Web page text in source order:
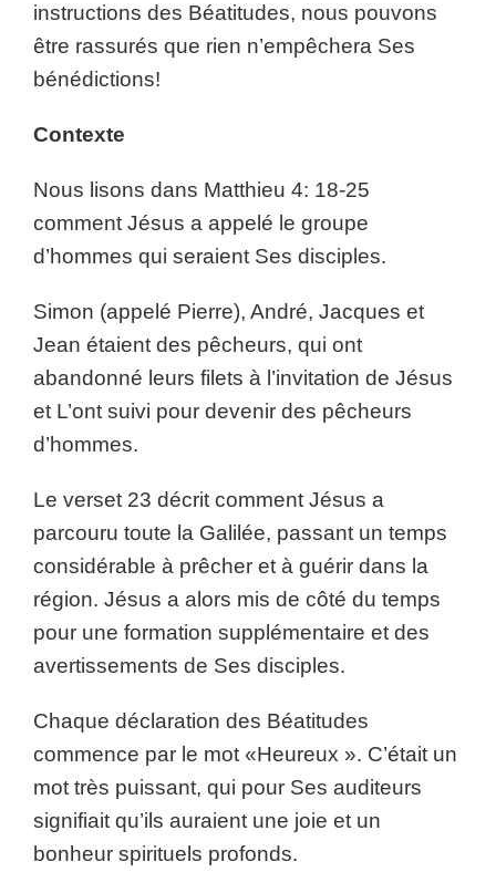
instructions des Béatitudes, nous pouvons
être rassurés que rien n’empêchera Ses
bénédictions!
Contexte
Nous lisons dans Matthieu 4: 18-25
comment Jésus a appelé le groupe
d’hommes qui seraient Ses disciples.
Simon (appelé Pierre), André, Jacques et
Jean étaient des pêcheurs, qui ont
abandonné leurs filets à l’invitation de Jésus
et L’ont suivi pour devenir des pêcheurs
d’hommes.
Le verset 23 décrit comment Jésus a
parcouru toute la Galilée, passant un temps
considérable à prêcher et à guérir dans la
région. Jésus a alors mis de côté du temps
pour une formation supplémentaire et des
avertissements de Ses disciples.
Chaque déclaration des Béatitudes
commence par le mot «Heureux ». C’était un
mot très puissant, qui pour Ses auditeurs
signifiait qu’ils auraient une joie et un
bonheur spirituels profonds.